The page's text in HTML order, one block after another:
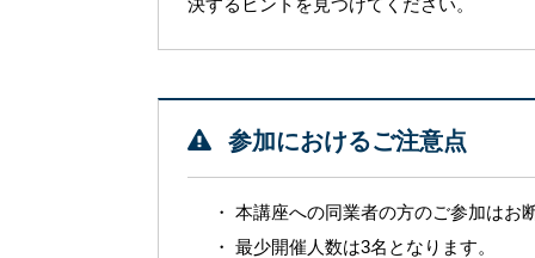
決するヒントを見つけてください。
参加におけるご注意点
本講座への同業者の方のご参加はお
最少開催人数は3名となります。